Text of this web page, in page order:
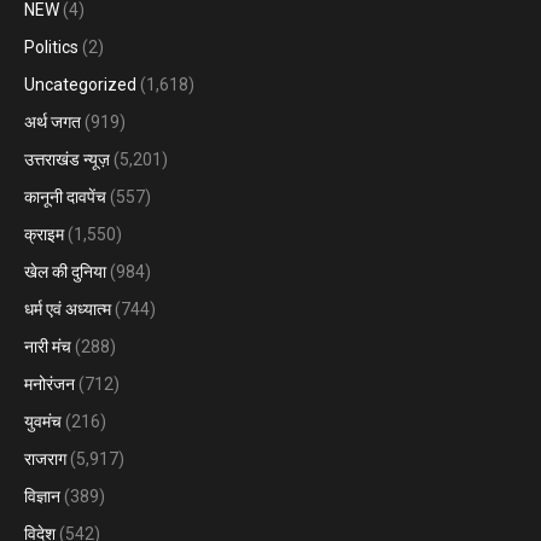
NEW (4)
Politics (2)
Uncategorized (1,618)
अर्थ जगत (919)
उत्तराखंड न्यूज़ (5,201)
कानूनी दावपेंच (557)
क्राइम(1,550)
खेल की दुनिया(984)
धर्म एवं अध्यात्म(744)
नारी मंच (288)
मनोरंजन (712)
युवमंच (216)
राजराग(5,917)
विज्ञान (389)
विदेश (542)